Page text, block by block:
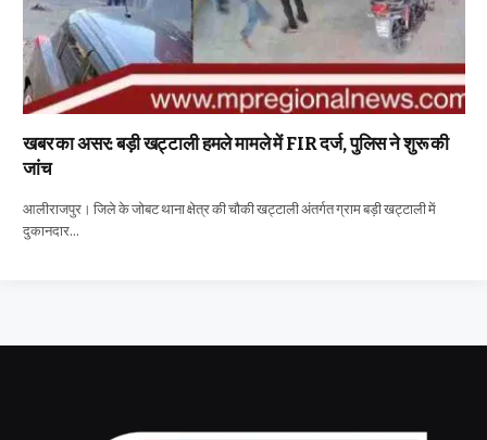
खबर का असर: बड़ी खट्टाली हमले मामले में FIR दर्ज, पुलिस ने शुरू की
जांच
आलीराजपुर। जिले के जोबट थाना क्षेत्र की चौकी खट्टाली अंतर्गत ग्राम बड़ी खट्टाली में
दुकानदार…